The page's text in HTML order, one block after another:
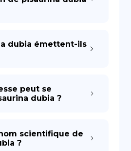
dubia émettent-ils
peut se
dubia ?
scientifique de
?